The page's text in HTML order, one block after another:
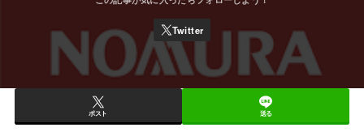
ポスト 送る